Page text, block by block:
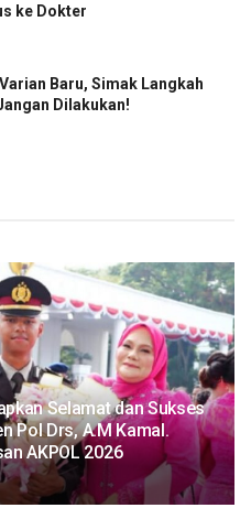
ke Dokter
Baru, Simak Langkah
Dilakukan!
Selamat dan Sukses
Pol Drs, A.M Kamal.
AKPOL 2026